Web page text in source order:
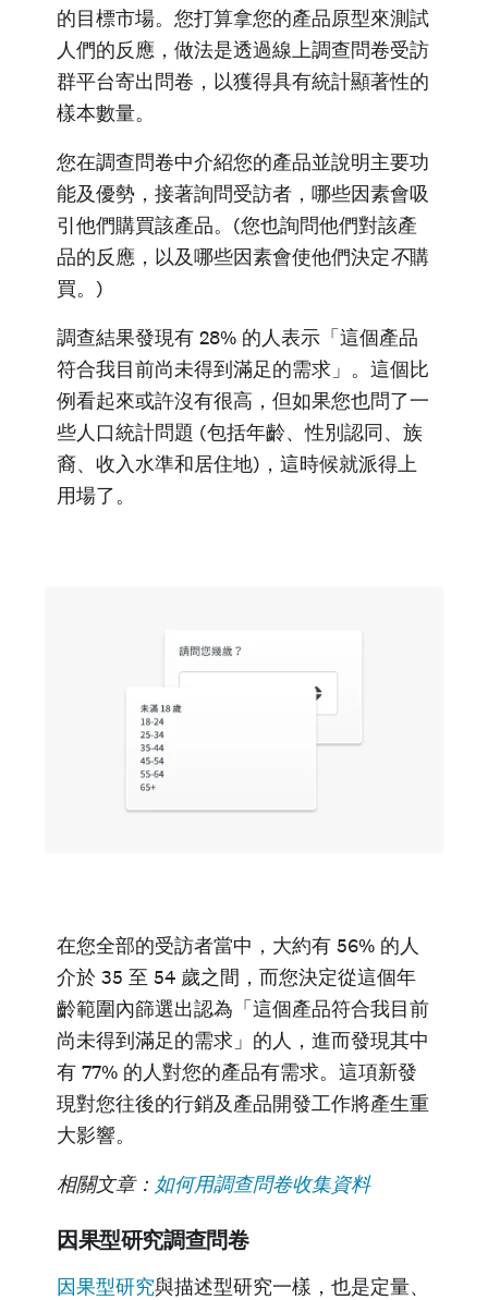
的目標市場。您打算拿您的產品原型來測試
人們的反應，做法是透過線上調查問卷受訪
群平台寄出問卷，以獲得具有統計顯著性的
樣本數量。
您在調查問卷中介紹您的產品並說明主要功
能及優勢，接著詢問受訪者，哪些因素會吸
引他們購買該產品。(您也詢問他們對該產
品的反應，以及哪些因素會使他們決定不購
買。)
調查結果發現有 28% 的人表示「這個產品
符合我目前尚未得到滿足的需求」。這個比
例看起來或許沒有很高，但如果您也問了一
些人口統計問題 (包括年齡、性別認同、族
裔、收入水準和居住地)，這時候就派得上
用場了。
在您全部的受訪者當中，大約有 56% 的人
介於 35 至 54 歲之間，而您決定從這個年
齡範圍內篩選出認為「這個產品符合我目前
尚未得到滿足的需求」的人，進而發現其中
有 77% 的人對您的產品有需求。這項新發
現對您往後的行銷及產品開發工作將產生重
大影響。
相關文章： 如何用調查問卷收集資料
因果型研究調查問卷
因果型研究與描述型研究一樣，也是定量、